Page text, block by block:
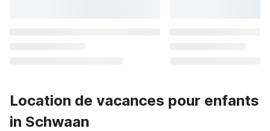
Location de vacances pour enfants
in Schwaan